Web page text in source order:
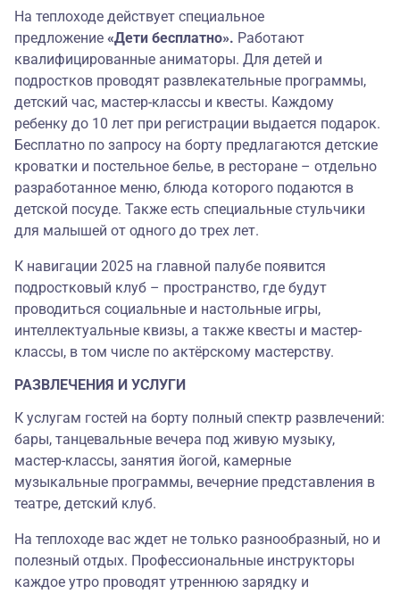
На теплоходе действует специальное
предложение «Дети бесплатно». Работают
квалифицированные аниматоры. Для детей и
подростков проводят развлекательные программы,
детский час, мастер-классы и квесты. Каждому
ребенку до 10 лет при регистрации выдается подарок.
Бесплатно по запросу на борту предлагаются детские
кроватки и постельное белье, в ресторане – отдельно
разработанное меню, блюда которого подаются в
детской посуде. Также есть специальные стульчики
для малышей от одного до трех лет.
К навигации 2025 на главной палубе появится
подростковый клуб‎ – пространство, где будут
проводиться социальные и настольные игры,
интеллектуальные квизы, а также квесты и мастер-
классы, в том числе по актёрскому мастерству.
РАЗВЛЕЧЕНИЯ И УСЛУГИ
К услугам гостей на борту полный спектр развлечений:
бары, танцевальные вечера под живую музыку,
мастер-классы, занятия йогой, камерные
музыкальные программы, вечерние представления в
театре, детский клуб.
На теплоходе вас ждет не только разнообразный, но и
полезный отдых. Профессиональные инструкторы
каждое утро проводят утреннюю зарядку и